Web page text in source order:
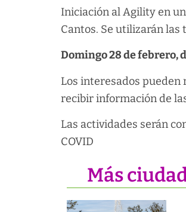
Iniciación al Agility en
Cantos. Se utilizarán las
Domingo 28 de febrero,
Los interesados pueden
recibir información de
Las actividades serán
COVID
Más